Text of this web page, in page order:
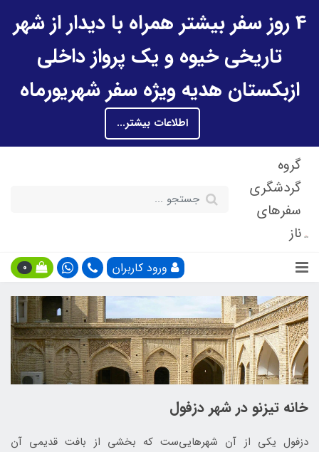
4 روز سفر بیشتر همراه با دیدار از شهر
تاریخی خیوه و یک پرواز داخلی
ازبکستان هدیه ویژه سفر شهریورماه
اطلاعات بیشتر...
گروه
گردشگری
سفرهای
ناز
ورود کاربران 0
خانه تیزنو در شهر دزفول
دزفول یکی از آن شهرهایی‌ست که بخشی از بافت قدیمی آن